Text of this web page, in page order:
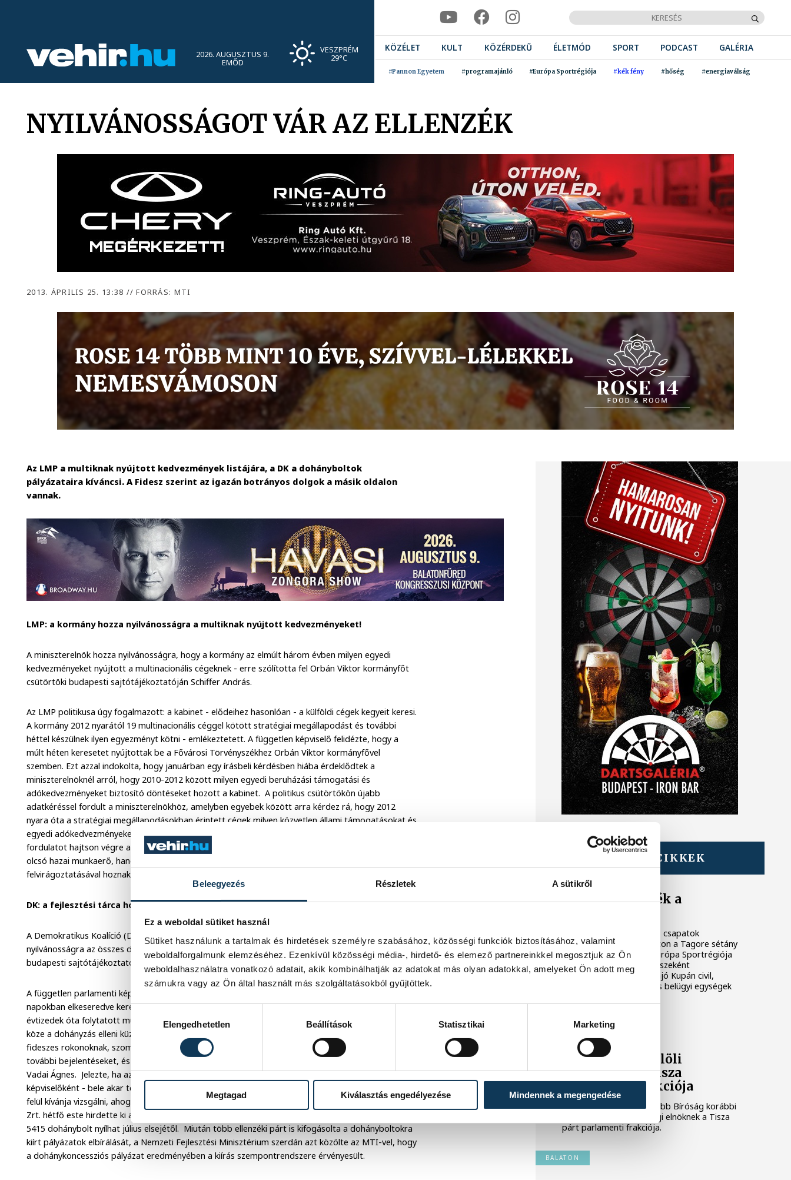
Beleegyezés Részletek A sütikről
Ez a weboldal sütiket használ
Sütiket használunk a tartalmak és hirdetések személyre szabásához, közösségi funkciók biztosításához, valamint
weboldalforgalmunk elemzéséhez. Ezenkívül közösségi média-, hirdető- és elemező partnereinkkel megosztjuk az Ön
weboldalhasználatra vonatkozó adatait, akik kombinálhatják az adatokat más olyan adatokkal, amelyeket Ön adott meg
számukra vagy az Ön által használt más szolgáltatásokból gyűjtöttek.
Hozzájárulás kiválasztása
Elengedhetetlen
Beállítások Statisztikai Marketing
Megtagad Kiválasztás engedélyezése Mindennek a megengedése
2026. AUGUSZTUS 9.
EMŐD
VESZPRÉM
29°C
KÖZÉLET KULT KÖZÉRDEKŰ ÉLETMÓD SPORT PODCAST GALÉRIA
#Pannon Egyetem #programajánló #Európa Sportrégiója #kék fény #hőség #energiaválság
NYILVÁNOSSÁGOT VÁR AZ ELLENZÉK
2013. ÁPRILIS 25. 13:38 // FORRÁS: MTI
Az LMP a multiknak nyújtott kedvezmények listájára, a DK a dohányboltok
pályázataira kíváncsi. A Fidesz szerint az igazán botrányos dolgok a másik oldalon
vannak.
LMP: a kormány hozza nyilvánosságra a multiknak nyújtott kedvezményeket!
A miniszterelnök hozza nyilvánosságra, hogy a kormány az elmúlt három évben milyen egyedi
kedvezményeket nyújtott a multinacionális cégeknek - erre szólította fel Orbán Viktor kormányfőt
csütörtöki budapesti sajtótájékoztatóján Schiffer András.
Az LMP politikusa úgy fogalmazott: a kabinet - elődeihez hasonlóan - a külföldi cégek kegyeit keresi.
A kormány 2012 nyarától 19 multinacionális céggel kötött stratégiai megállapodást és további
héttel készülnek ilyen egyezményt kötni - emlékeztetett. A független képviselő felidézte, hogy a
múlt héten keresetet nyújtottak be a Fővárosi Törvényszékhez Orbán Viktor kormányfővel
szemben. Ezt azzal indokolta, hogy januárban egy írásbeli kérdésben hiába érdeklődtek a
miniszterelnöknél arról, hogy 2010-2012 között milyen egyedi beruházási támogatási és
adókedvezményeket biztosító döntéseket hozott a kabinet. A politikus csütörtökön újabb
adatkéréssel fordult a miniszterelnökhöz, amelyben egyebek között arra kérdez rá, hogy 2012
nyara óta a stratégiai megállapodásokban érintett cégek milyen közvetlen állami támogatásokat és
egyedi adókedvezményeket kaptak. Az LMP elkötelezett abban, hogy 2014 után egy olyan
fordulatot hajtson végre a gazdaságpolitikában, amelynek nyomán nem a külföldi befektetők és az
olcsó hazai munkaerő, hanem a kis- és közepes vállalkozások, valamint a helyi gazdaságok
felvirágoztatásával hoznak létre válságálló munkahelyeket – mondta.
DK: a fejlesztési tárca hozza nyilvánosságra a dohánykoncessziós pályázatokat!
A Demokratikus Koalíció (DK) azt követeli, hogy a Nemzeti Fejlesztési Minisztérium (NFM) hozza
nyilvánosságra az összes dohánykoncessziós pályázatot és azok értékelését - mondta csütörtöki
budapesti sajtótájékoztatóján Vadai Ágnes elnökségi tag.
A független parlamenti képviselő ismertetése szerint a Demokratikus Koalíció tagjait az elmúlt
napokban elkeseredve keresték meg sokak, akiket "lényegében egy tollvonással fosztottak meg"
évtizedek óta folytatott munkájuktól. Úgy vélte: "ennek az egész nemzeti dohányügynek" semmi
köze a dohányzás elleni küzdelemhez: csak arra szolgál, hogy újraosszák a piacot, "méghozzá a
fideszes rokonoknak, szomszédoknak, haveroknak, barátoknak". A Demokratikus Koalíció várja a
további bejelentéseket, és jogi segítséget is ígér azoknak, akik elveszítették a munkájukat - közölte
Vadai Ágnes. Jelezte, ha az NFM nem teszi nyilvánossá a pályázatokat, akkor ő - országgyűlési
képviselőként - bele akar tekinti azokba. A DK "a 2014-es kormányváltást követően" ezt az ügyet is
felül kívánja vizsgálni, ahogy a "földmutyit" is - mondta. A Nemzeti Dohánykereskedelmi Nonprofit
Zrt. hétfő este hirdette ki a dohányboltokra kiírt koncessziós pályázat eredményét, amely szerint
5415 dohánybolt nyílhat július elsejétől. Miután több ellenzéki párt is kifogásolta a dohányboltokra
kiírt pályázatok elbírálását, a Nemzeti Fejlesztési Minisztérium szerdán azt közölte az MTI-vel, hogy
a dohánykoncessziós pályázat eredményében a kiírás szempontrendszere érvényesült.
TOVÁBBI CIKKEK
KÖZÉLET
Megszelídítették a
A dobok ritmusára evező csapatok
népesítették be szombaton a Tagore sétány
előtti partszakaszt. Az Európa Sportrégiója
2026 programsorozat részeként
megrendezett Sárkányhajó Kupán civil,
céges, sportegyesületi és belügyi egységek
KÖZÉLET
Baka Andrást jelöli
államfőnek a Tisza
parlamenti frakciója
Baka Andrást, a Legfelsőbb Bíróság korábbi
elnökét jelöli köztársasági elnöknek a Tisza
párt parlamenti frakciója.
BALATON